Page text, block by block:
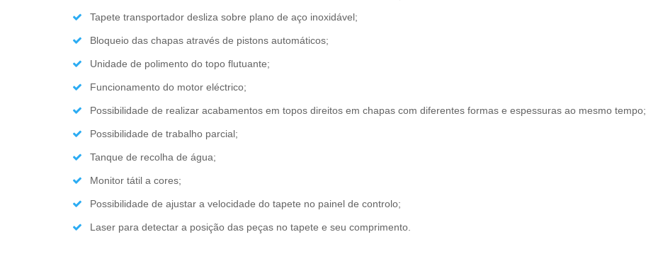
Tapete transportador desliza sobre plano de aço inoxidável;
Bloqueio das chapas através de pistons automáticos;
Unidade de polimento do topo flutuante;
Funcionamento do motor eléctrico;
Possibilidade de realizar acabamentos em topos direitos em chapas com diferentes formas e espessuras ao mesmo tempo;
Possibilidade de trabalho parcial;
Tanque de recolha de água;
Monitor tátil a cores;
Possibilidade de ajustar a velocidade do tapete no painel de controlo;
Laser para detectar a posição das peças no tapete e seu comprimento.